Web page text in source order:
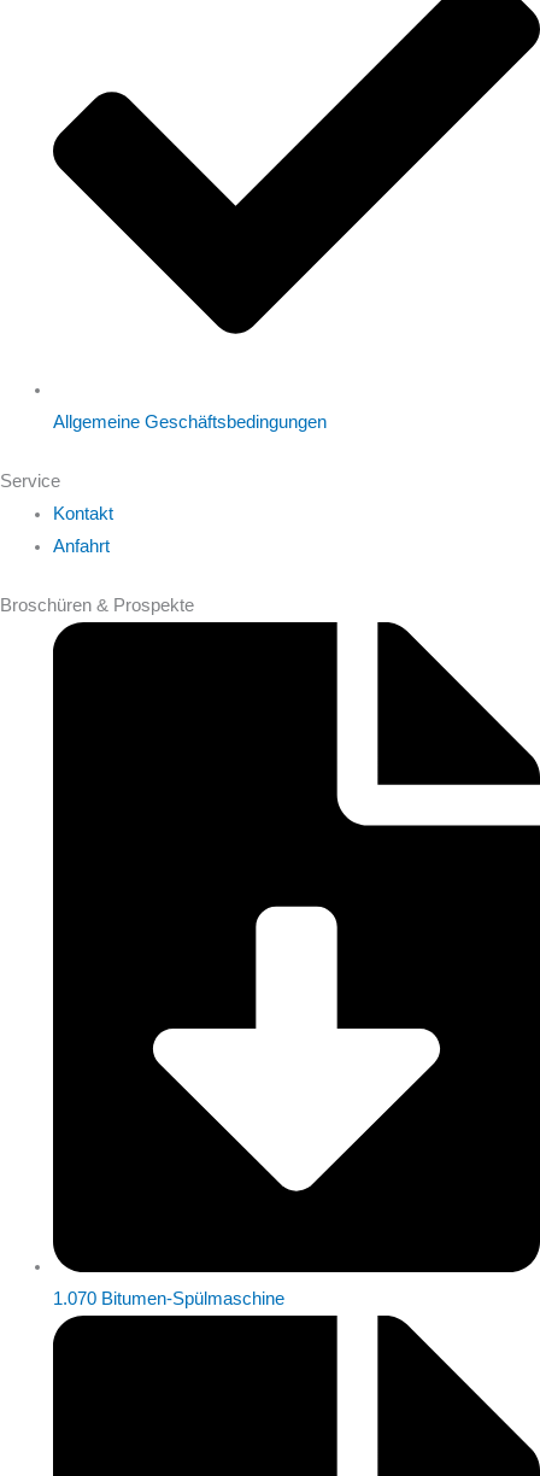
Allgemeine Geschäftsbedingungen
Service
Kontakt
Anfahrt
Broschüren & Prospekte
1.070 Bitumen-Spülmaschine